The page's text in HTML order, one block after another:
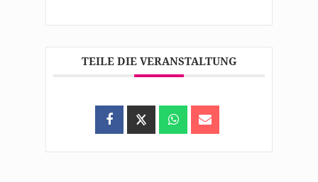
TEILE DIE VERANSTALTUNG